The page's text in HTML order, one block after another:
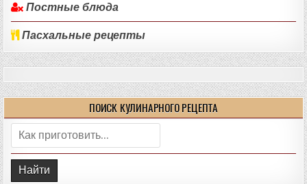
Постные блюда
Пасхальные рецепты
ПОИСК КУЛИНАРНОГО РЕЦЕПТА
Поиск: